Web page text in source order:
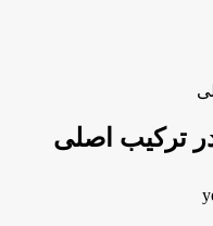
ترکیب اصلی